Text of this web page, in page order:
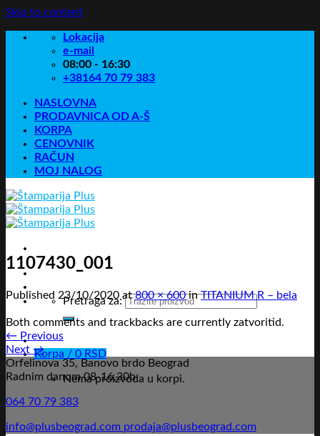
Skip to content
Lokacija
e-mail
08:00 - 16:30
+38164 70 79 383
NASLOVNA
PRODAVNICA OD A-Š
KORPA
CENOVNIK
RAČUN
MOJ NALOG
Pretraga za:
Korpa / 0 RSD
Nema proizvoda u korpi.
1107430_001
Published 23/10/2020 at800 × 600inTITANIUM R – bela
Both comments and trackbacks are currently zatvoritid.
← Previous
Next →
Orfelinova 35, Banovo brdo Beograd
Radnim danom 08-16,30h
064 70 79 383
info@plusbeograd.com prodaja@plusbeograd.com